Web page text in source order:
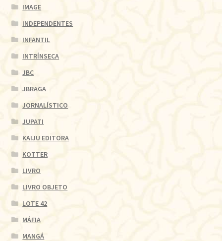
IMAGE
INDEPENDENTES
INFANTIL
INTRÍNSECA
JBC
JBRAGA
JORNALÍSTICO
JUPATI
KAIJU EDITORA
KOTTER
LIVRO
LIVRO OBJETO
LOTE 42
MÁFIA
MANGÁ